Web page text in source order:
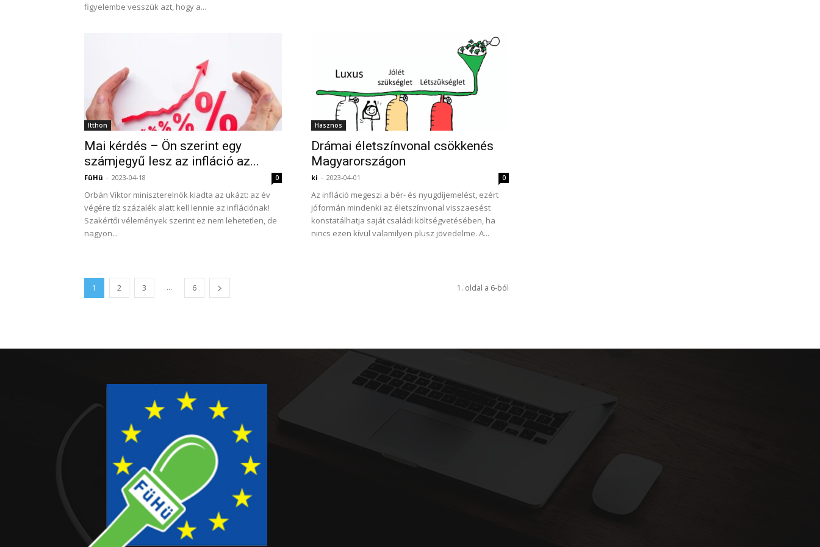
figyelembe vesszük azt, hogy a...
Itthon
Mai kérdés – Ön szerint egy
számjegyű lesz az infláció az...
FüHü - 2023-04-18 0
Orbán Viktor miniszterelnök kiadta az ukázt: az év
végére tíz százalék alatt kell lennie az inflációnak!
Szakértői vélemények szerint ez nem lehetetlen, de
nagyon...
Hasznos
Drámai életszínvonal csökkenés
Magyarországon
ki - 2023-04-01 0
Az infláció megeszi a bér- és nyugdíjemelést, ezért
jóformán mindenki az életszínvonal visszaesést
konstatálhatja saját családi költségvetésében, ha
nincs ezen kívül valamilyen plusz jövedelme. A...
1 2 3 ... 6 1. oldal a 6-ból